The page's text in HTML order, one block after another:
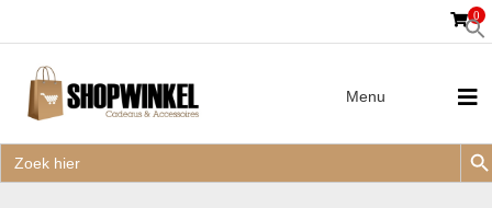
naar:
0
Zoek
naar:
Menu